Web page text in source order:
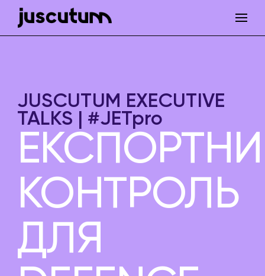
JUSCUTUM EXECUTIVE
TALKS | #JETpro
КОНТРОЛЬ
ДЛЯ